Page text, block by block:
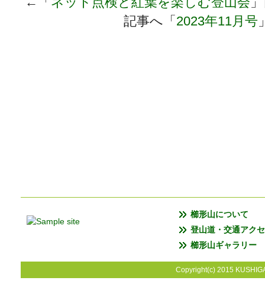
記事へ「 2023年11月号
櫛形山について
登山道・交通アク
櫛形山ギャラリー
Copyright(c) 2015